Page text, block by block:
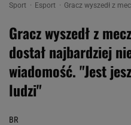
Sport Esport Gracz wyszedł z
Gracz wyszedł z
dostał najbardziej
wiadomość. "Jest
ludzi"
BR